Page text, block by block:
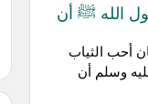
الله ﷺ أن
أحب الثياب
وسلم أن